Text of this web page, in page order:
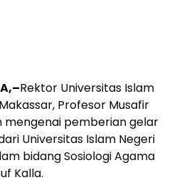
Rektor Universitas Islam
Profesor Musafir
mengenai pemberian gelar
Universitas Islam Negeri
bidang Sosiologi Agama
Kalla.